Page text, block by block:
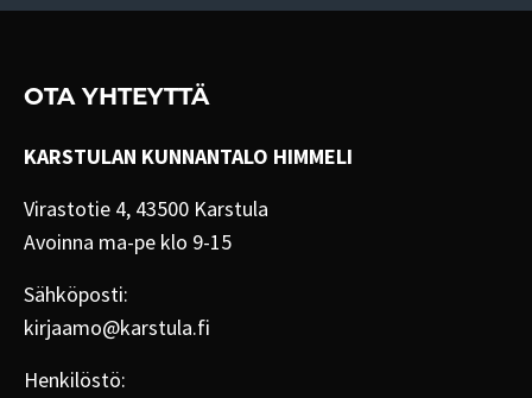
OTA YHTEYTTÄ
KARSTULAN KUNNANTALO HIMMELI
Virastotie 4, 43500 Karstula
Avoinna ma-pe klo 9-15
Sähköposti:
kirjaamo@karstula.fi
Henkilöstö: